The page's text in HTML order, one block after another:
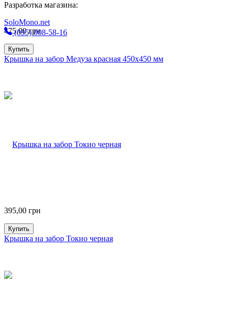
475,00грн
Купить
Крышка на забор Медуза красная 450х450 мм
395,00 грн
Купить
Крышка на забор Токио черная
Разработка магазина:
SoloMono.net
(095) 008-58-16